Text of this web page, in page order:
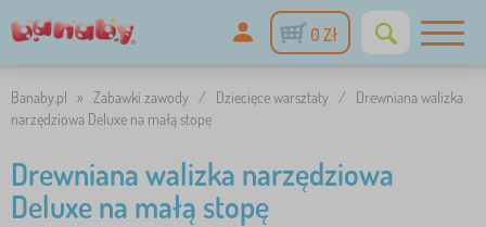
0 Zł
Banaby.pl » Zabawki zawody / Dziecięce warsztaty /
Drewniana walizka
narzędziowa Deluxe na małą stopę
Drewniana walizka narzędziowa
Deluxe na małą stopę